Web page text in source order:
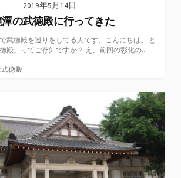
2019年5月14日
の武徳殿に行ってきた
武徳殿を巡りをしてる人です、こんにちは。 と
殿」ってご存知ですか？ え、前回の彰化の...
武徳殿